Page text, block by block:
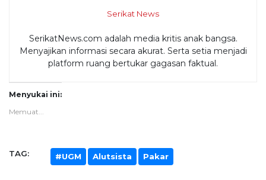
Serikat News
SerikatNews.com adalah media kritis anak bangsa.
Menyajikan informasi secara akurat. Serta setia menjadi
platform ruang bertukar gagasan faktual.
Menyukai ini:
Memuat...
TAG: #UGM Alutsista Pakar